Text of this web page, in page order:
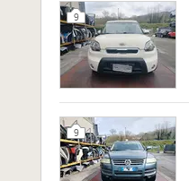
9
9